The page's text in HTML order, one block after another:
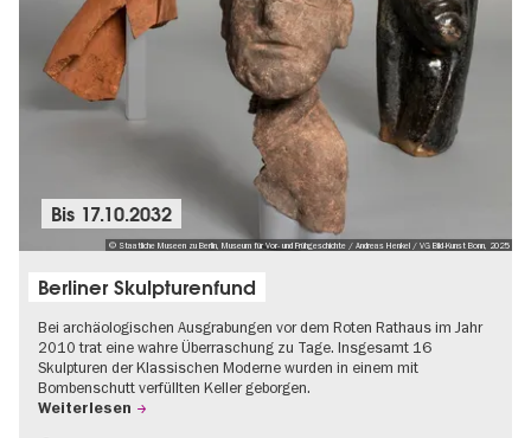
© Staatliche Museen zu Berlin, Museum für Vor- und Frühgeschichte / Andreas Henkel / VG Bild-Kunst Bonn, 2025
Bis 17.10.2032
Berliner Skulpturenfund
Bei archäologischen Ausgrabungen vor dem Roten Rathaus im Jahr
2010 trat eine wahre Überraschung zu Tage. Insgesamt 16
Skulpturen der Klassischen Moderne wurden in einem mit
Bombenschutt verfüllten Keller geborgen.
Weiterlesen